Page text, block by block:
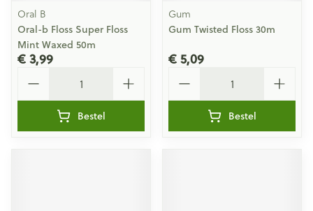
Oral B
Oral-b Floss Super Floss
Mint Waxed 50m
€ 3,99
Bestel
Gum
Gum Twisted Floss 30m
€ 5,09
Bestel